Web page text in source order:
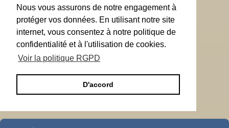
Nous vous assurons de notre engagement à
protéger vos données. En utilisant notre site
internet, vous consentez à notre politique de
confidentialité et à l'utilisation de cookies.
Voir la politique RGPD
D'accord